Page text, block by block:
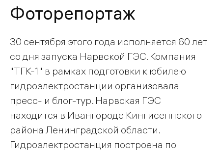
Фоторепортаж
30 сентября этого года исполняется 60 лет
со дня запуска Нарвской ГЭС. Компания
"ТГК-1" в рамках подготовки к юбилею
гидроэлектростанции организовала
пресс- и блог-тур. Нарвская ГЭС
находится в Ивангороде Кингисеппского
района Ленинградской области.
Гидроэлектростанция построена по